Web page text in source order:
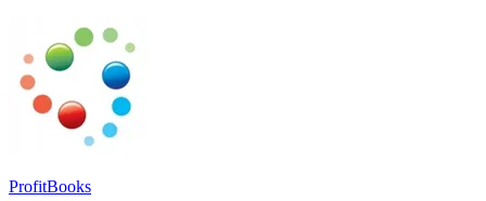
ProfitBooks